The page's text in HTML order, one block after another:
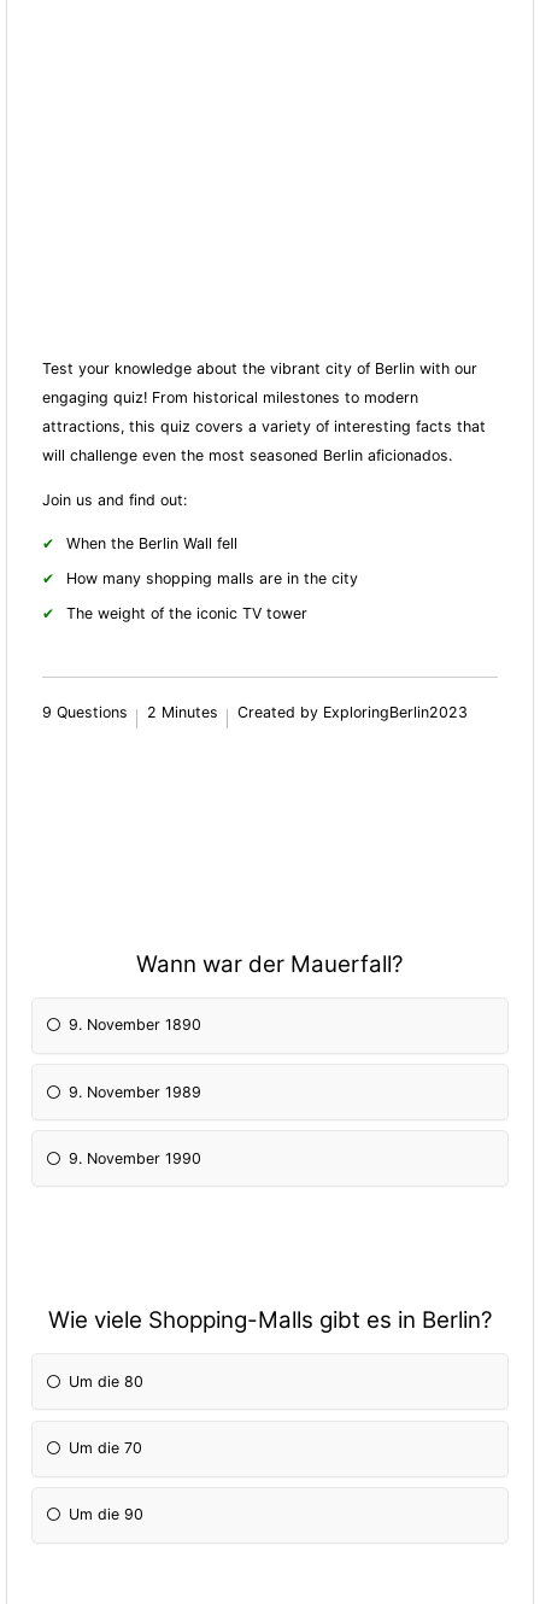
Test your knowledge about the vibrant city of Berlin with our
engaging quiz! From historical milestones to modern
attractions, this quiz covers a variety of interesting facts that
will challenge even the most seasoned Berlin aficionados.
Join us and find out:
When the Berlin Wall fell
How many shopping malls are in the city
The weight of the iconic TV tower
9 Questions 2 Minutes Created by ExploringBerlin2023
Wann war der Mauerfall?
9. November 1890
9. November 1989
9. November 1990
Wie viele Shopping-Malls gibt es in Berlin?
Um die 80
Um die 70
Um die 90